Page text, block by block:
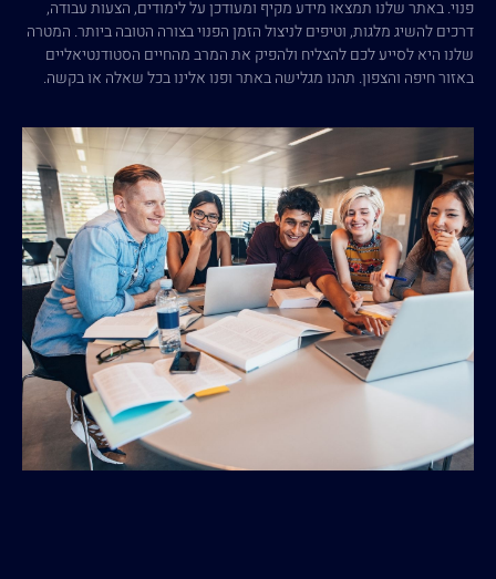
פנוי. באתר שלנו תמצאו מידע מקיף ומעודכן על לימודים, הצעות עבודה,
דרכים להשיג מלגות, וטיפים לניצול הזמן הפנוי בצורה הטובה ביותר. המטרה
שלנו היא לסייע לכם להצליח ולהפיק את המרב מהחיים הסטודנטיאליים
באזור חיפה והצפון. תהנו מגלישה באתר ופנו אלינו בכל שאלה או בקשה.